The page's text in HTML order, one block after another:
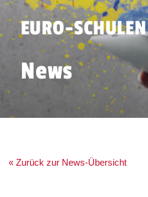
EURO-SCHULEN
News
« Zurück zur News-Übersicht